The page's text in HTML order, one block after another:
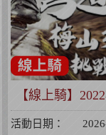
【線上騎】
行車挑
活動日期：